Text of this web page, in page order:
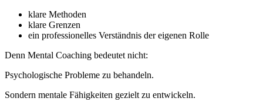
klare Methoden
klare Grenzen
ein professionelles Verständnis der eigenen Rolle
Denn Mental Coaching bedeutet nicht:
Psychologische Probleme zu behandeln.
Sondern mentale Fähigkeiten gezielt zu entwickeln.